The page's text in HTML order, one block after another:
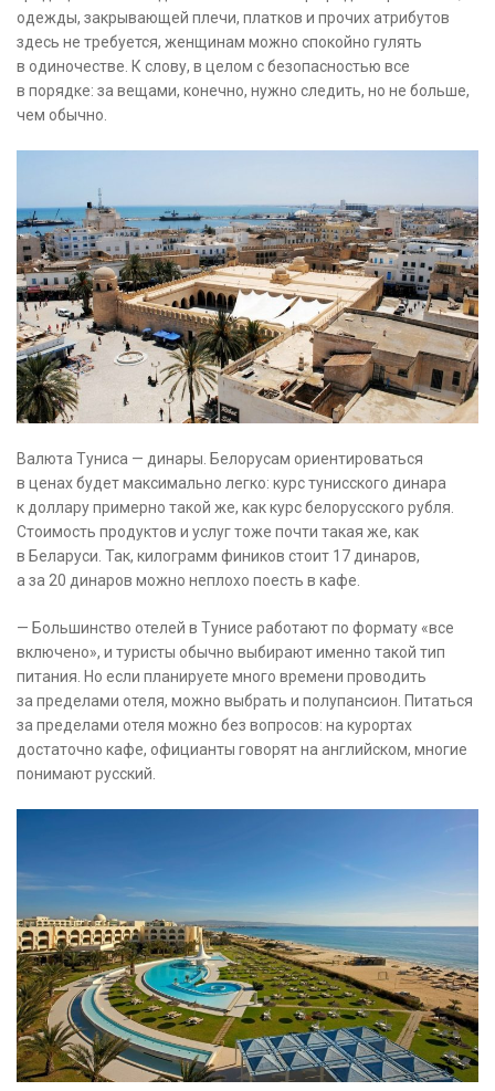
одежды, закрывающей плечи, платков и прочих атрибутов
здесь не требуется, женщинам можно спокойно гулять
в одиночестве. К слову, в целом с безопасностью все
в порядке: за вещами, конечно, нужно следить, но не больше,
чем обычно.
Валюта Туниса — динары. Белорусам ориентироваться
в ценах будет максимально легко: курс тунисского динара
к доллару примерно такой же, как курс белорусского рубля.
Стоимость продуктов и услуг тоже почти такая же, как
в Беларуси. Так, килограмм фиников стоит 17 динаров,
а за 20 динаров можно неплохо поесть в кафе.
— Большинство отелей в Тунисе работают по формату «все
включено», и туристы обычно выбирают именно такой тип
питания. Но если планируете много времени проводить
за пределами отеля, можно выбрать и полупансион. Питаться
за пределами отеля можно без вопросов: на курортах
достаточно кафе, официанты говорят на английском, многие
понимают русский.